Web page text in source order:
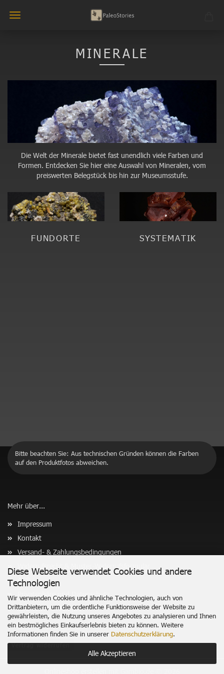
Diese Webseite verwendet Cookies und andere
Technologien
Wir verwenden Cookies und ähnliche Technologien, auch von
Drittanbietern, um die ordentliche Funktionsweise der Website zu
gewährleisten, die Nutzung unseres Angebotes zu analysieren und Ihnen
ein bestmögliches Einkaufserlebnis bieten zu können. Weitere
Informationen finden Sie in unserer Datenschutzerklärung.
Alle Akzeptieren
MINERALE
Die Welt der Minerale bietet fast unendlich viele Farben und
Formen. Entdecken Sie hier eine Auswahl von Mineralen, vom
preiswerten Belegstück bis hin zur Museumsstufe.
FUNDORTE SYSTEMATIK
Bitte beachten Sie: Aus technischen Gründen können die Farben
auf den Produktfotos abweichen.
Mehr über...
Impressum
Kontakt
Versand- & Zahlungsbedingungen
Widerrufsrecht & Muster-Widerrufsformular
AGB
Privatsphäre und Datenschutz
Cookie Einstellungen
Vertrag widerrufen